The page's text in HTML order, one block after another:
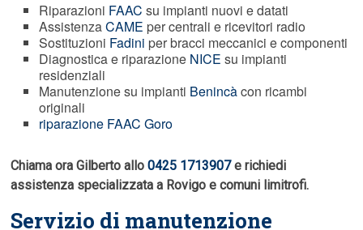
Riparazioni FAAC su impianti nuovi e datati
AssistenzaCAME per centrali e ricevitori radio
Sostituzioni Fadini per bracci meccanici e componenti
Diagnostica e riparazione NICE su impianti
residenziali
Manutenzione su impianti Benincàcon ricambi
originali
riparazione FAAC Goro
Chiama ora Gilberto allo0425 1713907e richiedi
assistenza specializzata a Rovigo e comuni limitrofi.
Servizio di manutenzione